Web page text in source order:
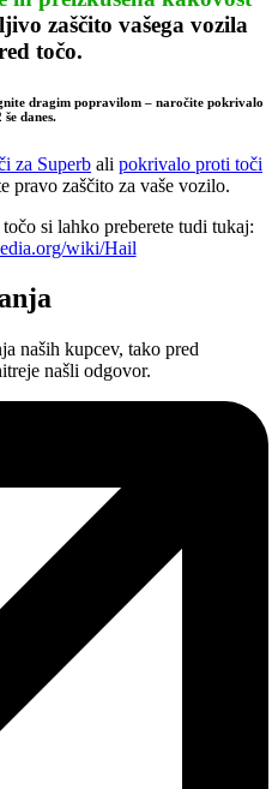
zaščito vašega vozila
točo.
dragim popravilom – naročite pokrivalo
danes.
za Superb ali pokrivalo proti toči
pravo zaščito za vaše vozilo.
si lahko preberete tudi tukaj:
wiki/Hail
naših kupcev, tako pred
našli odgovor.